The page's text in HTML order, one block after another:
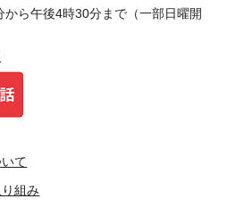
ら午後4時30分まで（一部日曜開
て
組み